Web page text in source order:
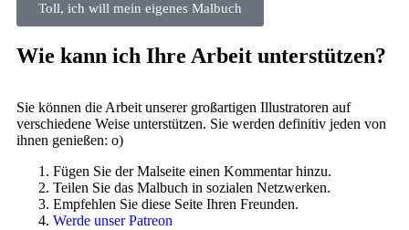
Toll, ich will mein eigenes Malbuch
Wie kann ich Ihre Arbeit unterstützen?
Sie können die Arbeit unserer großartigen Illustratoren auf
verschiedene Weise unterstützen. Sie werden definitiv jeden von
ihnen genießen: o)
Fügen Sie der Malseite einen Kommentar hinzu.
Teilen Sie das Malbuch in sozialen Netzwerken.
Empfehlen Sie diese Seite Ihren Freunden.
Werde unser Patreon